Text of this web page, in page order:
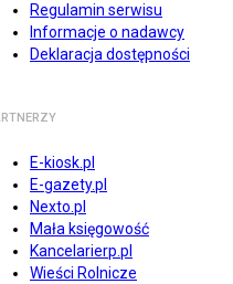
Regulamin serwisu
Informacje o nadawcy
Deklaracja dostępności
E-kiosk.pl
E-gazety.pl
Nexto.pl
Mała księgowość
Kancelarierp.pl
Wieści Rolnicze